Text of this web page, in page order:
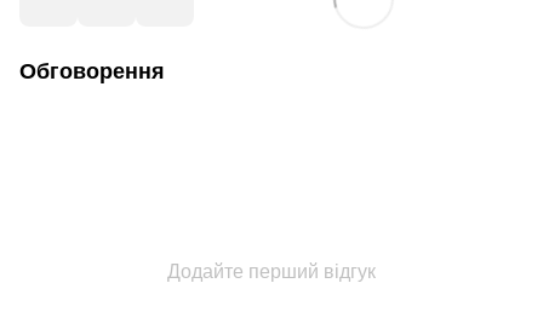
Обговорення
Додайте перший відгук